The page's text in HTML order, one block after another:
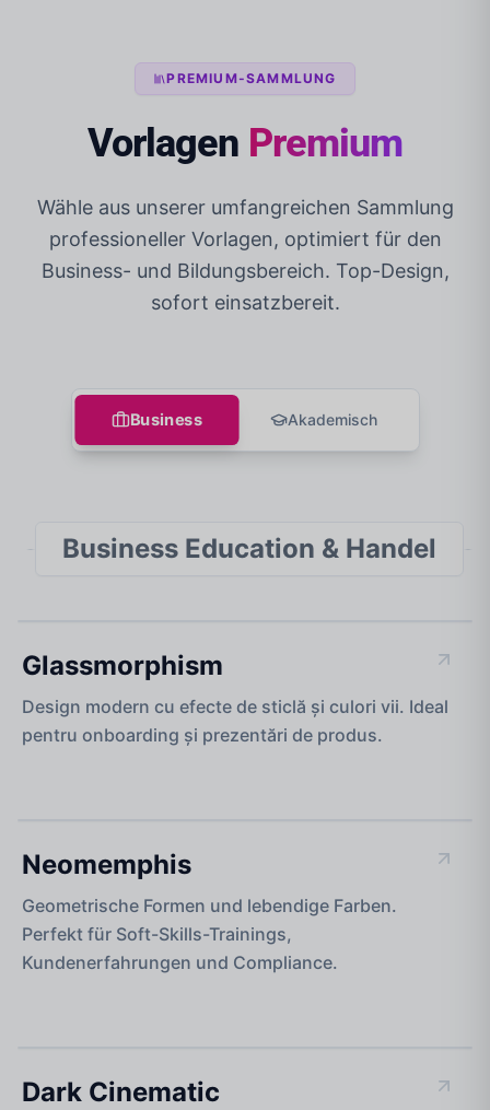
PREMIUM-SAMMLUNG
Vorlagen Premium
Wähle aus unserer umfangreichen Sammlung
professioneller Vorlagen, optimiert für den
Business- und Bildungsbereich. Top-Design,
sofort einsatzbereit.
Business Akademisch
Business Education & Handel
Glassmorphism
Design modern cu efecte de sticlă și culori vii. Ideal
pentru onboarding și prezentări de produs.
Neomemphis
Geometrische Formen und lebendige Farben.
Perfekt für Soft-Skills-Trainings,
Kundenerfahrungen und Compliance.
Dark Cinematic